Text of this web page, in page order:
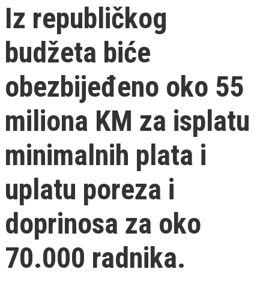
Iz republičkog
budžeta biće
obezbijeđeno oko 55
miliona KM za isplatu
minimalnih plata i
uplatu poreza i
doprinosa za oko
70.000 radnika.